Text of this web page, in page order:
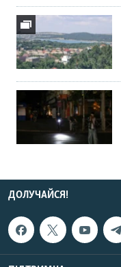
ДОЛУЧАЙСЯ!